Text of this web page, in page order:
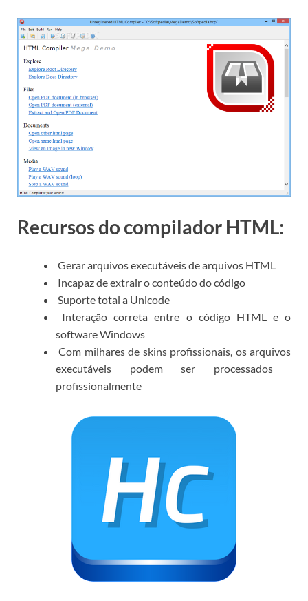
Recursos do compilador HTML:
Gerar arquivos executáveis ​​de arquivos HTML
Incapaz de extrair o conteúdo do código
Suporte total a Unicode
Interação correta entre o código HTML e o
software Windows
Com milhares de skins profissionais, os arquivos
executáveis ​​podem ser processados ​​
profissionalmente